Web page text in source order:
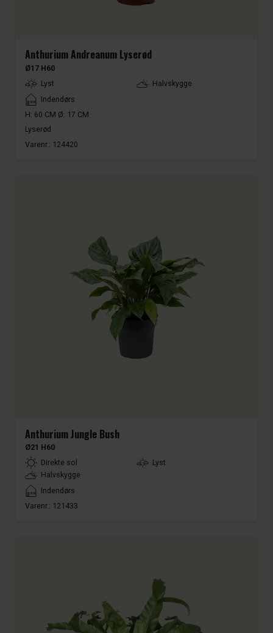
Anthurium Andreanum Lyserød
Ø17 H60
LightType
Lyst
Halvskygge
Placement
Indendørs
H: 60 CM Ø: 17 CM
Lyserød
Varenr.: 124420
Anthurium Jungle Bush
Ø21 H60
LightTypeDirekte sol
Lyst
Halvskygge
Placement
Indendørs
Varenr.: 121433